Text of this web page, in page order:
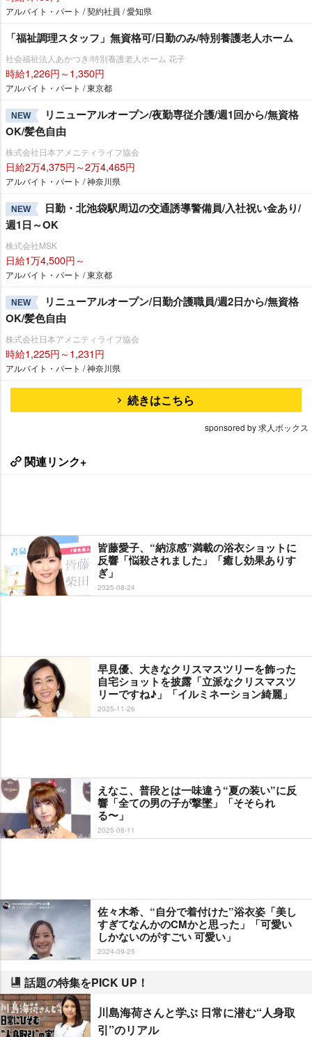
アルバイト・パート / 契約社員 / 愛知県
「福祉調理スタッフ」無資格可/日勤のみ/特別養護老人ホーム
社会福祉法人あかつき/特別養護老人ホーム 花子
時給1,226円～1,350円
アルバイト・パート / 東京都
NEW
リニューアルオープン/夜勤専従介護/週1回から/無資格
OK/髪色自由
株式会社日本アメニティライフ協会
日給2万4,375円～2万4,465円
アルバイト・パート / 神奈川県
NEW
日勤・北池袋駅周辺の交通誘導警備員/入社祝い金あり/
週1日～OK
株式会社MSK
日給1万4,500円～
アルバイト・パート / 東京都
NEW
リニューアルオープン/日勤介護職員/週2日から/無資格
OK/髪色自由
株式会社日本アメニティライフ協会
時給1,225円～1,231円
アルバイト・パート / 神奈川県
続きはこちら
sponsored by 求人ボックス
関連リンク+
皆藤愛子、“納涼感”満載の浴衣ショットに
反響「悩殺されました」「癒し効果ありす
ぎ」
2025-08-24
早見優、大きなクリスマスツリーを飾った
自宅ショットを披露「立派なクリスマスツ
リーですね♪」「イルミネーション綺麗」
2025-11-26
えなこ、普段とは一味違う“夏の装い”に反
響「全ての男の子が撃墜」「そそられ
る〜」
2025-08-11
佐々木希、“自分で着付けた”浴衣姿「美し
すぎてなんかのCMかと思った」「可愛い
しかないのがすごい 可愛い」
2024-09-25
話題の特集をPICK UP！
川島海荷さんと学ぶ 日常に潜む“人身取
引”のリアル